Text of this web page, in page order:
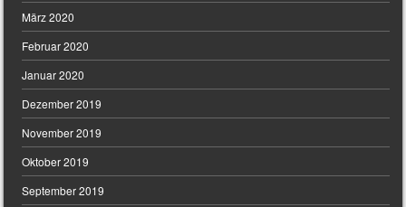
März 2020
Februar 2020
Januar 2020
Dezember 2019
November 2019
Oktober 2019
September 2019